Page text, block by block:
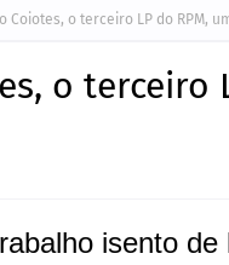
Coiotes, o terceiro LP do RPM,
o terceiro
isento